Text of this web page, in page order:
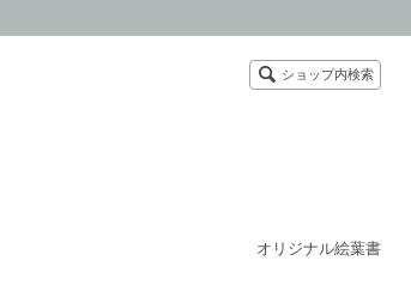
ショップ内検索
オリジナル絵葉書